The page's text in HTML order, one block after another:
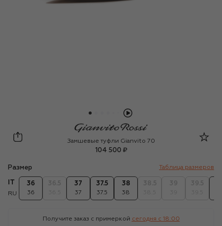
Gianvito Rossi
Замшевые туфли Gianvito 70
104 500 ₽
Размер Таблица размеров
RU
36
36
37
37
37.5
37.5
38
38
Получите заказ с примеркой сегодня c 18:00